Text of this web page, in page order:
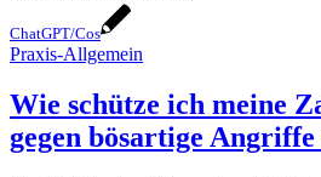
ChatGPT/Cos
Praxis-Allgemein
Wie schütze ich meine
gegen bösartige Angriffe